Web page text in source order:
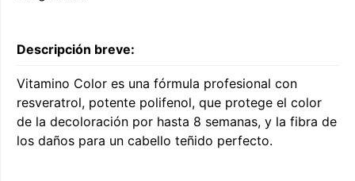
Descripción breve:
Vitamino Color es una fórmula profesional con
resveratrol, potente polifenol, que protege el color
de la decoloración por hasta 8 semanas, y la fibra de
los daños para un cabello teñido perfecto.